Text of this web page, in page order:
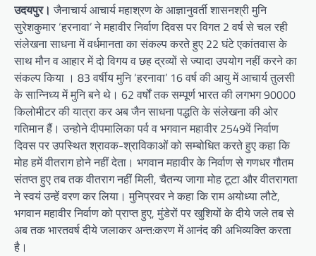
उदयपुर। जैनाचार्य आचार्य महाश्रण के आज्ञानुवर्ती शासनश्री मुनि
सुरेशकुमार ‘हरनावा’ ने महावीर निर्वाण दिवस पर विगत 2 वर्ष से चल रही
संलेखना साधना में वर्धमानता का संकल्प करते हुए 22 घंटे एकांतवास के
साथ मौन व आहार में दो विगय व छह द्रव्यों से ज्यादा उपयोग नहीं करने का
संकल्प किया । 83 वर्षीय मुनि ‘हरनावा’ 16 वर्ष की आयु में आचार्य तुलसी
के सान्निध्य में मुनि बने थे। 62 वर्षों तक सम्पूर्ण भारत की लगभग 90000
किलोमीटर की यात्रा कर अब जैन साधना पद्धति के संलेखना की ओर
गतिमान हैं। उन्होने दीपमालिका पर्व व भगवान महावीर 2549वें निर्वाण
दिवस पर उपस्थित श्रावक-श्राविकाओं को सम्बोधित करते हुए कहा कि
मोह हमें वीतराग होने नहीं देता। भगवान महावीर के निर्वाण से गणधर गौतम
संतप्त हुए तब तक वीतराग नहीं मिली, चैतन्य जागा मोह टूटा और वीतरागता
ने स्वयं उन्हें वरण कर लिया। मुनिप्रवर ने कहा कि राम अयोध्या लौटे,
भगवान महावीर निर्वाण को प्राप्त हुए, मुंडेरों पर खुशियों के दीये जले तब से
अब तक भारतवर्ष दीये जलाकर अन्त:करण में आनंद की अभिव्यक्ति करता
है।